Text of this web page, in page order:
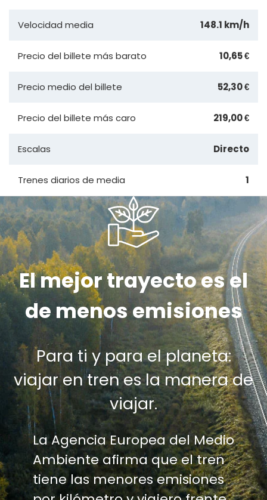
Velocidad media 148.1 km/h
Precio del billete más barato 10,65 €
Precio medio del billete 52,30 €
Precio del billete más caro 219,00 €
Escalas Directo
Trenes diarios de media 1
El mejor trayecto es el
de menos emisiones
Para ti y para el planeta:
viajar en tren es la manera de
viajar.
La Agencia Europea del Medio
Ambiente afirma que el tren
tiene las menores emisiones